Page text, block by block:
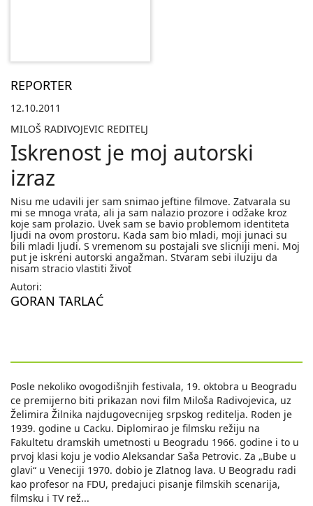
REPORTER
12.10.2011
MILOŠ RADIVOJEVIC REDITELJ
Iskrenost je moj autorski
izraz
Nisu me udavili jer sam snimao jeftine filmove. Zatvarala su
mi se mnoga vrata, ali ja sam nalazio prozore i odžake kroz
koje sam prolazio. Uvek sam se bavio problemom identiteta
ljudi na ovom prostoru. Kada sam bio mladi, moji junaci su
bili mladi ljudi. S vremenom su postajali sve slicniji meni. Moj
put je iskreni autorski angažman. Stvaram sebi iluziju da
nisam stracio vlastiti život
Autori:
GORAN TARLAĆ
Posle nekoliko ovogodišnjih festivala, 19. oktobra u Beogradu
ce premijerno biti prikazan novi film Miloša Radivojevica, uz
Želimira Žilnika najdugovecnijeg srpskog reditelja. Roden je
1939. godine u Cacku. Diplomirao je filmsku režiju na
Fakultetu dramskih umetnosti u Beogradu 1966. godine i to u
prvoj klasi koju je vodio Aleksandar Saša Petrovic. Za „Bube u
glavi“ u Veneciji 1970. dobio je Zlatnog lava. U Beogradu radi
kao profesor na FDU, predajuci pisanje filmskih scenarija,
filmsku i TV rež...